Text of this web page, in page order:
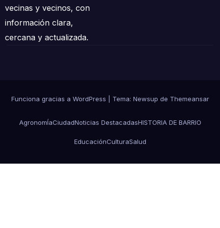
vecinas y vecinos, con
información clara,
cercana y actualizada.
Funciona gracias a WordPress Tema: Newsup de Themeansar
AgronomÍaCiudadNoticias DestacadasHISTORIA DE BARRIO
EducaciónCulturaSalud